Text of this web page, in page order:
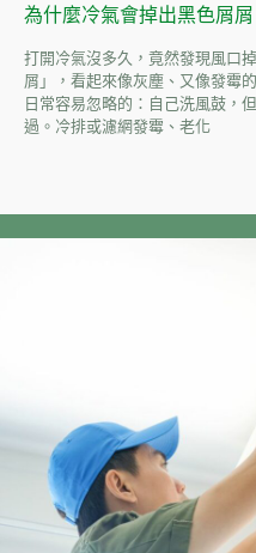
為什麼冷氣會掉出黑色屑
打開冷氣沒多久，竟然發現風口
屑」，看起來像灰塵、又像發霉
日常容易忽略的：自己洗風鼓，
過。冷排或濾網發霉、老化